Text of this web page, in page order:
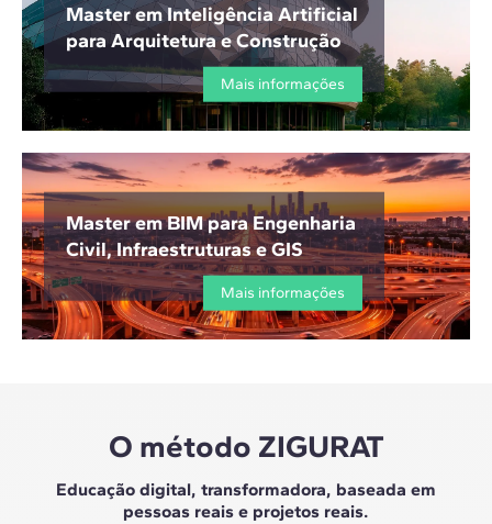
Master em Inteligência Artificial
para Arquitetura e Construção
Mais informações
Master em BIM para Engenharia
Civil, Infraestruturas e GIS
Mais informações
O método ZIGURAT
Educação digital, transformadora, baseada em
pessoas reais e projetos reais.